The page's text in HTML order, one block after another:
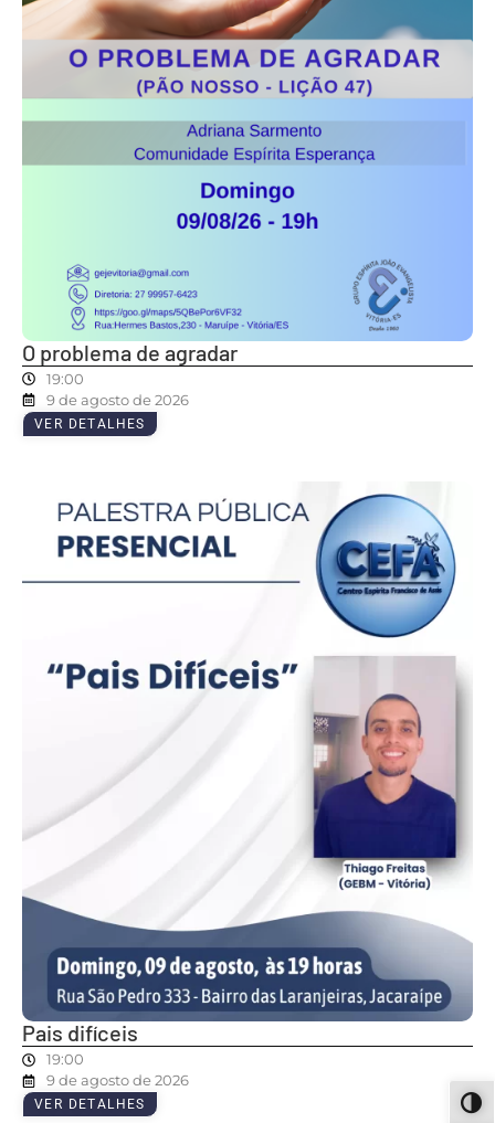
O problema de agradar
19:00
9 de agosto de 2026
VER DETALHES
Pais difíceis
19:00
9 de agosto de 2026
VER DETALHES